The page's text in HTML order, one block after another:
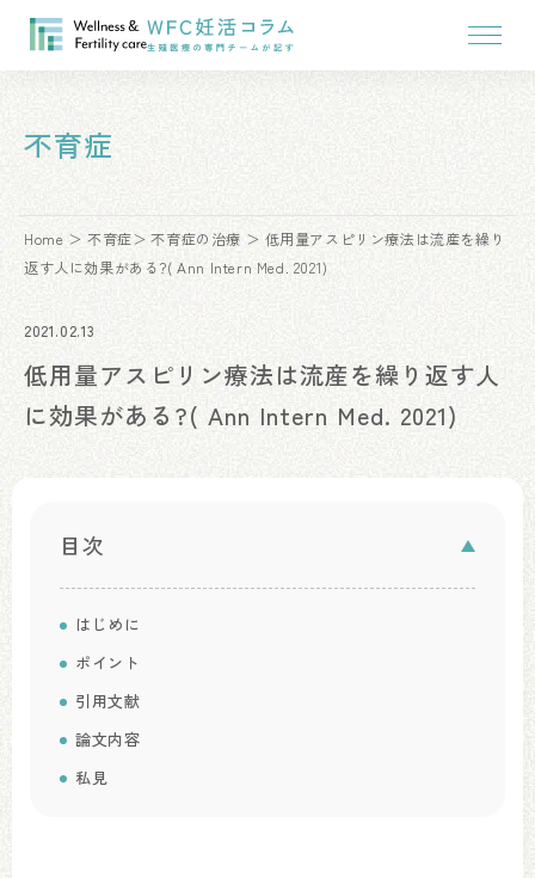
不育症
Home 不育症 不育症の治療
低用量アスピリン療法は流産を繰り
返す人に効果がある?( Ann Intern Med. 2021)
2021.02.13
低用量アスピリン療法は流産を繰り返す人
に効果がある?( Ann Intern Med. 2021)
目次
はじめに
ポイント
引用文献
論文内容
私見